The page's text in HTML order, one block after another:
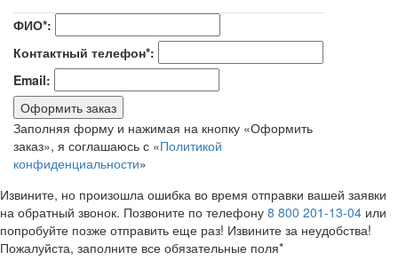
ФИО*:
Контактный телефон*:
Email:
Оформить заказ
Заполняя форму и нажимая на кнопку «Оформить
заказ», я соглашаюсь с «Политикой
конфиденциальности»
Извините, но произошла ошибка во время отправки вашей заявки
на обратный звонок. Позвоните по телефону 8 800 201-13-04 или
попробуйте позже отправить еще раз! Извините за неудобства!
Пожалуйста, заполните все обязательные поля*